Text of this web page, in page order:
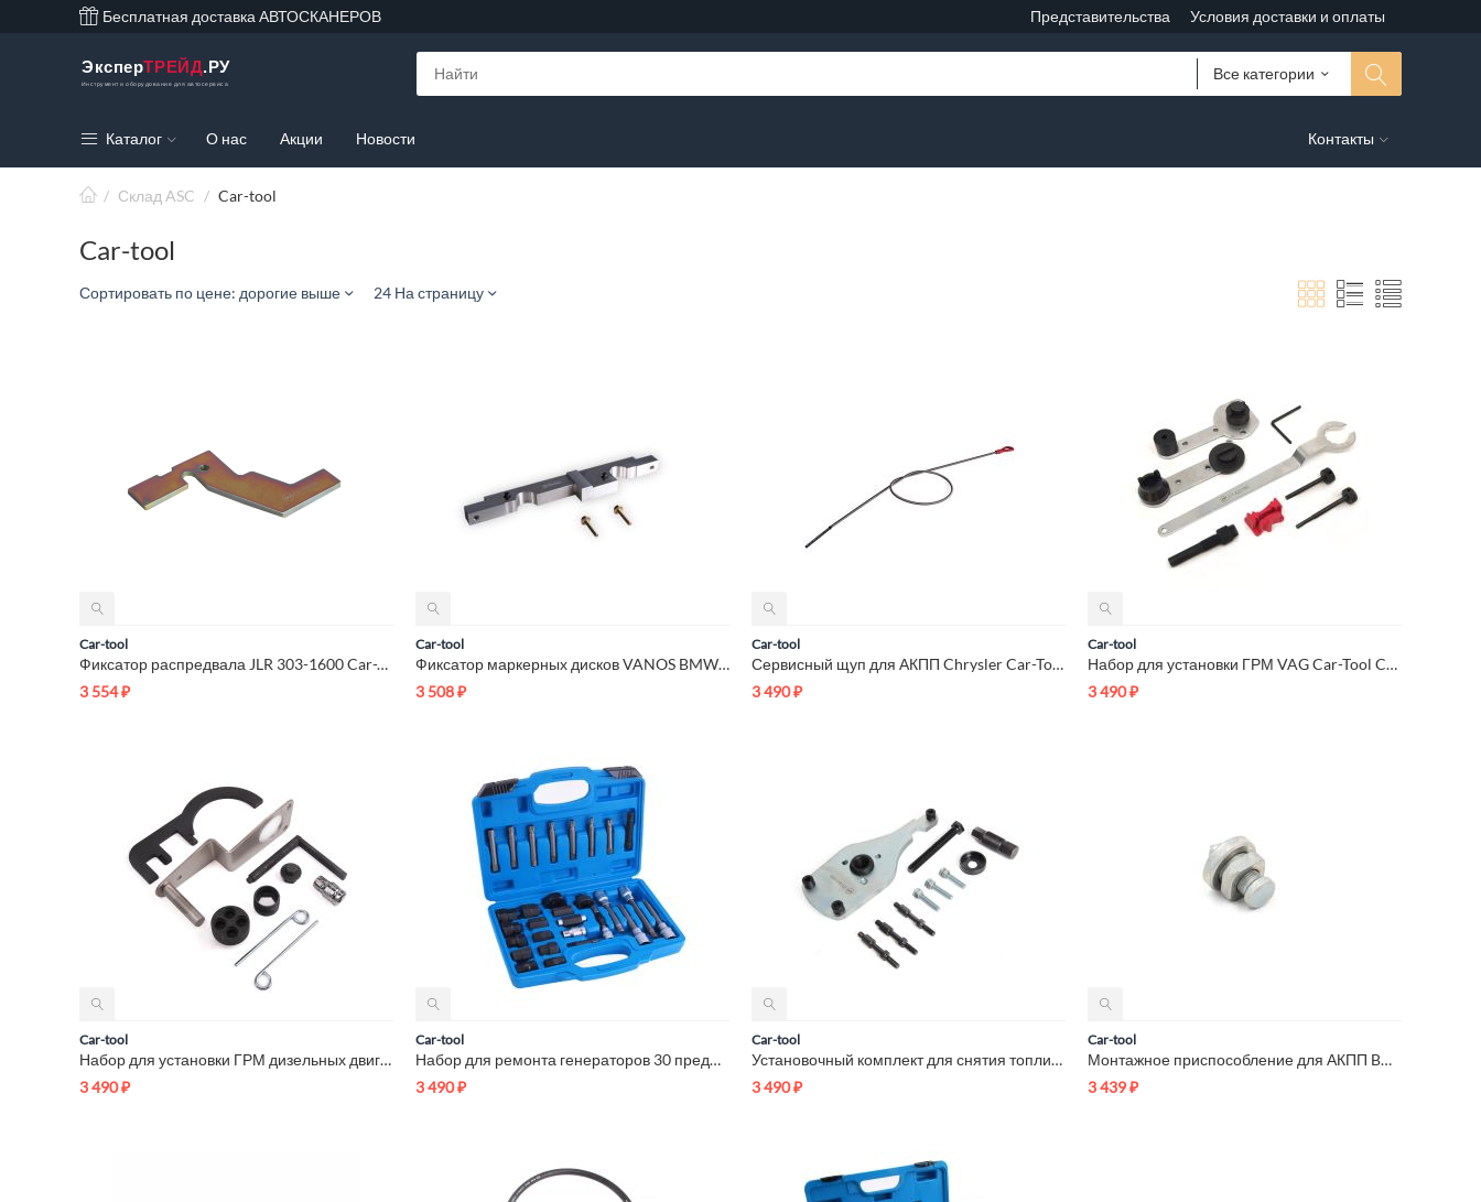
Бесплатная доставка АВТОСКАНЕРОВ Представительства Условия доставки и оплаты
ЭксперТРЕЙД.РУ
Инструмент и оборудование для автосервиса
Все категории
Каталог О нас Акции Новости Контакты
/ Склад ASC / Car-tool
Car-tool
Сортировать по цене: дорогие выше 24 На страницу
Car-tool
Фиксатор распредвала JLR 303-1600 Car-Tool CT-P0018
3 554₽
Car-tool
Фиксатор маркерных дисков VANOS BMW Car-Tool CT-A1316-2
3 508₽
Car-tool
Сервисный щуп для АКПП Chrysler Car-Tool CT-K2214
3 490₽
Car-tool
Набор для установки ГРМ VAG Car-Tool CT-A2218D
3 490₽
Car-tool
Набор для установки ГРМ дизельных двигателей BMW 2.0/3.0, N47...
3 490₽
Car-tool
Набор для ремонта генераторов 30 предметов Car-Tool CT-N0240
3 490₽
Car-tool
Установочный комплект для снятия топливного насоса высокого д...
3 490₽
Car-tool
Монтажное приспособление для АКПП BMW 2222741 Car-Tool CT-U0103
3 439₽